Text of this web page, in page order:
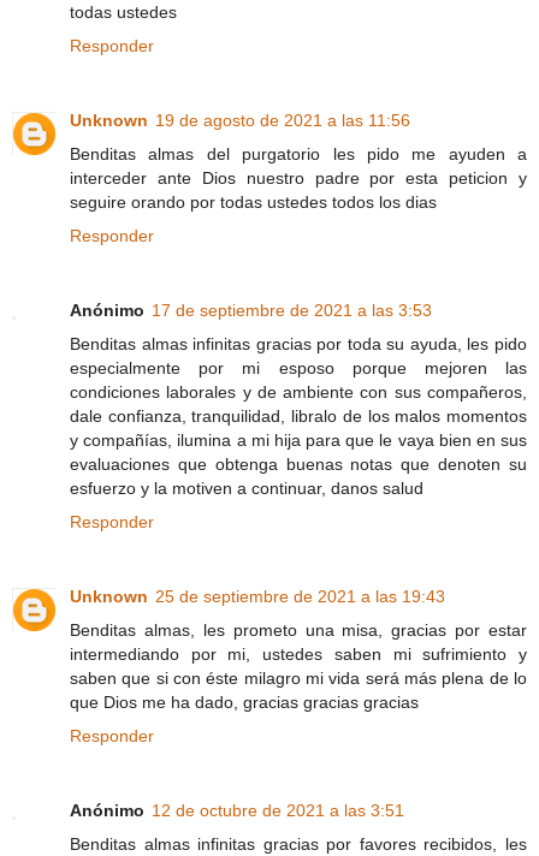
todas ustedes
Responder
Unknown 19 de agosto de 2021 a las 11:56
Benditas almas del purgatorio les pido me ayuden a
interceder ante Dios nuestro padre por esta peticion y
seguire orando por todas ustedes todos los dias
Responder
Anónimo 17 de septiembre de 2021 a las 3:53
Benditas almas infinitas gracias por toda su ayuda, les pido
especialmente por mi esposo porque mejoren las
condiciones laborales y de ambiente con sus compañeros,
dale confianza, tranquilidad, libralo de los malos momentos
y compañías, ilumina a mi hija para que le vaya bien en sus
evaluaciones que obtenga buenas notas que denoten su
esfuerzo y la motiven a continuar, danos salud
Responder
Unknown 25 de septiembre de 2021 a las 19:43
Benditas almas, les prometo una misa, gracias por estar
intermediando por mi, ustedes saben mi sufrimiento y
saben que si con éste milagro mi vida será más plena de lo
que Dios me ha dado, gracias gracias gracias
Responder
Anónimo 12 de octubre de 2021 a las 3:51
Benditas almas infinitas gracias por favores recibidos, les